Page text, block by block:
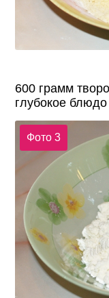
600 грамм
глубокое
Фото 3